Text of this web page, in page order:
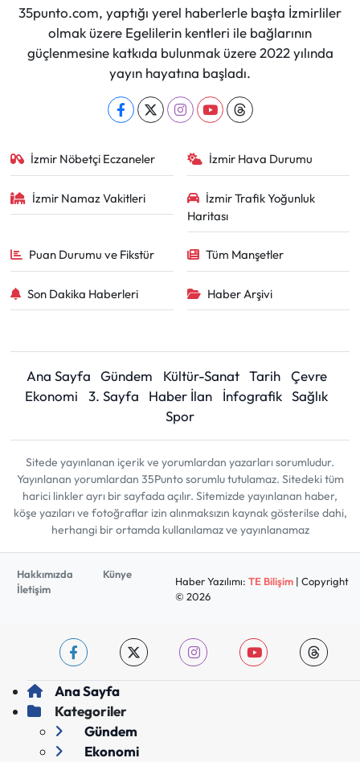
35punto.com, yaptığı yerel haberlerle başta İzmirliler
olmak üzere Egelilerin kentleri ile bağlarının
güçlenmesine katkıda bulunmak üzere 2022 yılında
yayın hayatına başladı.
İzmir Nöbetçi Eczaneler İzmir Hava Durumu
İzmir Namaz Vakitleri
İzmir Trafik Yoğunluk
Haritası
Puan Durumu ve Fikstür Tüm Manşetler
Son Dakika Haberleri Haber Arşivi
Ana Sayfa Gündem Kültür-Sanat Tarih
Çevre
Ekonomi
3. Sayfa Haber İlan İnfografik Sağlık
Spor
Sitede yayınlanan içerik ve yorumlardan yazarları sorumludur.
Yayınlanan yorumlardan 35Punto sorumlu tutulamaz. Sitedeki tüm
harici linkler ayrı bir sayfada açılır. Sitemizde yayınlanan haber,
köşe yazıları ve fotoğraflar izin alınmaksızın kaynak gösterilse dahi,
herhangi bir ortamda kullanılamaz ve yayınlanamaz
Hakkımızda
Künye
İletişim
Haber Yazılımı: TE Bilişim| Copyright
© 2026
Ana Sayfa
Kategoriler
Gündem
Ekonomi